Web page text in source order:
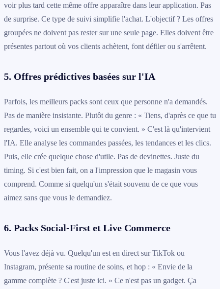
voir plus tard cette même offre apparaître dans leur application. Pas
de surprise. Ce type de suivi simplifie l'achat. L'objectif ? Les offres
groupées ne doivent pas rester sur une seule page. Elles doivent être
présentes partout où vos clients achètent, font défiler ou s'arrêtent.
5. Offres prédictives basées sur l'IA
Parfois, les meilleurs packs sont ceux que personne n'a demandés.
Pas de manière insistante. Plutôt du genre : « Tiens, d'après ce que tu
regardes, voici un ensemble qui te convient. » C'est là qu'intervient
l'IA. Elle analyse les commandes passées, les tendances et les clics.
Puis, elle crée quelque chose d'utile. Pas de devinettes. Juste du
timing. Si c'est bien fait, on a l'impression que le magasin vous
comprend. Comme si quelqu'un s'était souvenu de ce que vous
aimez sans que vous le demandiez.
6. Packs Social-First et Live Commerce
Vous l'avez déjà vu. Quelqu'un est en direct sur TikTok ou
Instagram, présente sa routine de soins, et hop : « Envie de la
gamme complète ? C'est juste ici. » Ce n'est pas un gadget. Ça